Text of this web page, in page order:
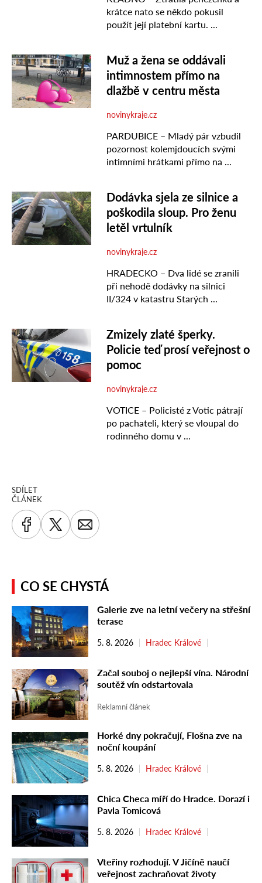
SDÍLET
ČLÁNEK
CO SE CHYSTÁ
Galerie zve na letní večery na střešní
terase
5. 8. 2026 Hradec Králové
Začal souboj o nejlepší vína. Národní
soutěž vín odstartovala
Reklamní článek
Horké dny pokračují, Flošna zve na
noční koupání
5. 8. 2026 Hradec Králové
Chica Checa míří do Hradce. Dorazí i
Pavla Tomicová
5. 8. 2026 Hradec Králové
Vteřiny rozhodují. V Jičíně naučí
veřejnost zachraňovat životy